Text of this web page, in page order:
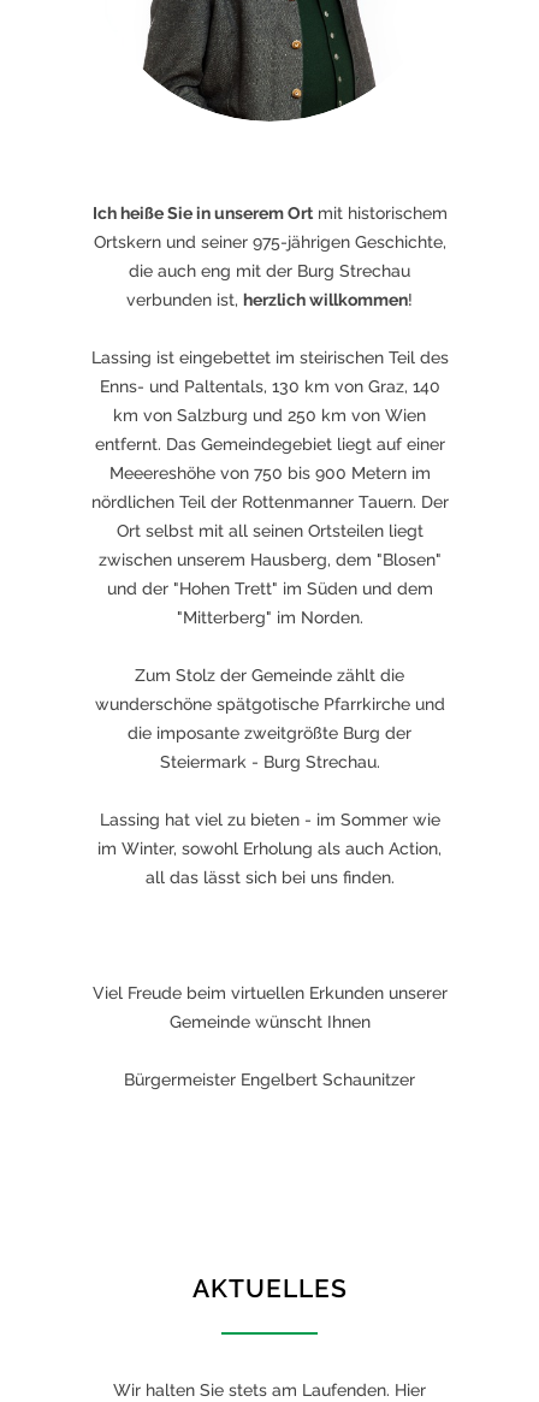
Ich heiße Sie in unserem Ortmit historischem
Ortskern und seiner 975-jährigen Geschichte,
die auch eng mit der Burg Strechau
verbunden ist, herzlich willkommen!
Lassing ist eingebettet im steirischen Teil des
Enns- und Paltentals, 130 km von Graz, 140
km von Salzburg und 250 km von Wien
entfernt. Das Gemeindegebiet liegt auf einer
Meeereshöhe von 750 bis 900 Metern im
nördlichen Teil der Rottenmanner Tauern. Der
Ort selbst mit all seinen Ortsteilen liegt
zwischen unserem Hausberg, dem "Blosen"
und der "Hohen Trett" im Süden und dem
"Mitterberg" im Norden.
Zum Stolz der Gemeinde zählt die
wunderschöne spätgotische Pfarrkirche und
die imposante zweitgrößte Burg der
Steiermark - Burg Strechau.
Lassing hat viel zu bieten - im Sommer wie
im Winter, sowohl Erholung als auch Action,
all das lässt sich bei uns finden.
Viel Freude beim virtuellen Erkunden unserer
Gemeinde wünscht Ihnen
Bürgermeister Engelbert Schaunitzer
AKTUELLES
Wir halten Sie stets am Laufenden. Hier